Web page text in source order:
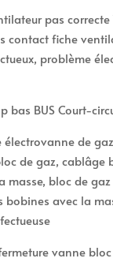
pas
contact fiche
problème
bas BUS Court-
électrovanne de
de gaz, cablâge
masse, bloc de
bobines avec la
vanne